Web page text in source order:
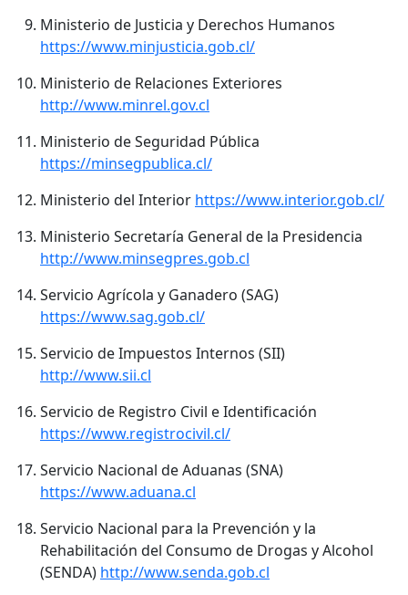
Ministerio de Justicia y Derechos Humanos
https://www.minjusticia.gob.cl/
Ministerio de Relaciones Exteriores
http://www.minrel.gov.cl
Ministerio de Seguridad Pública
https://minsegpublica.cl/
Ministerio del Interior https://www.interior.gob.cl/
Ministerio Secretaría General de la Presidencia
http://www.minsegpres.gob.cl
Servicio Agrícola y Ganadero (SAG)
https://www.sag.gob.cl/
Servicio de Impuestos Internos (SII)
http://www.sii.cl
Servicio de Registro Civil e Identificación
https://www.registrocivil.cl/
Servicio Nacional de Aduanas (SNA)
https://www.aduana.cl
Servicio Nacional para la Prevención y la
Rehabilitación del Consumo de Drogas y Alcohol
(SENDA) http://www.senda.gob.cl